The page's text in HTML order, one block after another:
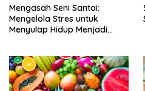
Mengasah Seni Santai:
Mengelola Stres untuk
Menyulap Hidup Menjadi